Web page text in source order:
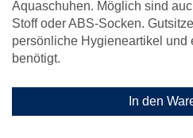
Aquaschuhen. Möglich sind
Stoff oder ABS-Socken.
persönliche Hygieneartikel und
benötigt.
In den